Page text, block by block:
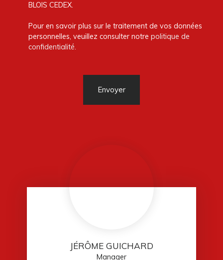
BLOIS CEDEX.
Pour en savoir plus sur le traitement de vos données
personnelles, veuillez consulter notre politique de
confidentialité.
Envoyer
JÉRÔME GUICHARD
Manager